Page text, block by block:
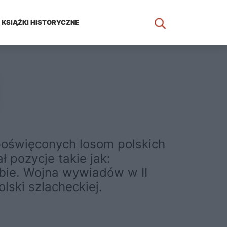
KSIĄŻKI HISTORYCZNE
losom polskich
pozycje takie jak:
Wojna wywiadów w II
szlacheckiej.